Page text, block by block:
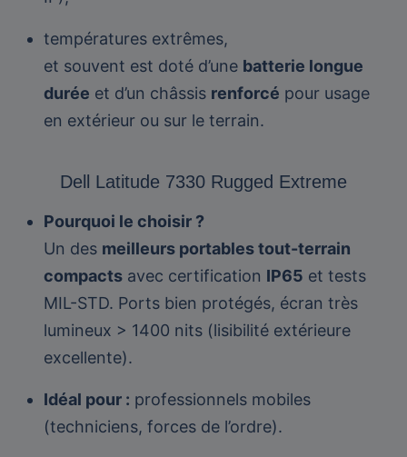
températures extrêmes,
et souvent est doté d’une batterie longue
durée et d’un châssis renforcé pour usage
en extérieur ou sur le terrain.
Dell Latitude 7330 Rugged Extreme
Pourquoi le choisir ?
Un des meilleurs portables tout-terrain
compacts avec certification IP65 et tests
MIL-STD. Ports bien protégés, écran très
lumineux > 1400 nits (lisibilité extérieure
excellente).
Idéal pour : professionnels mobiles
(techniciens, forces de l’ordre).